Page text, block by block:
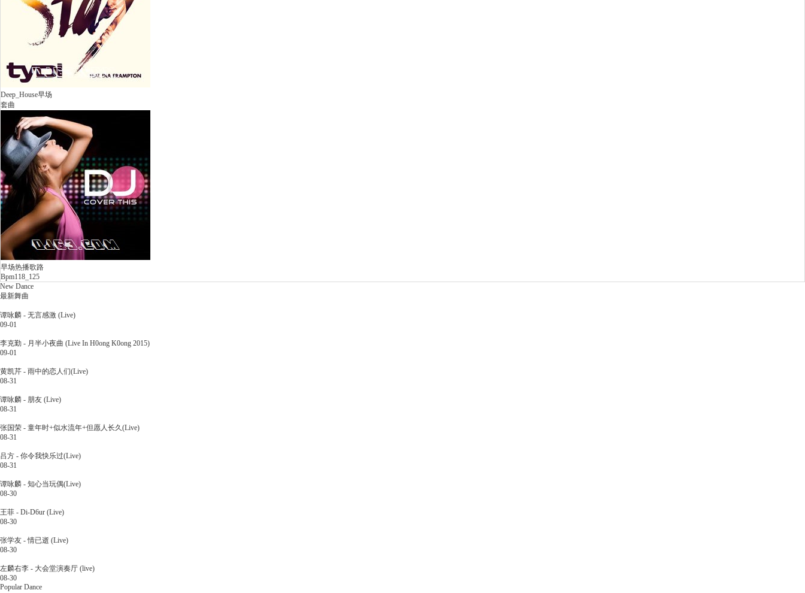
Deep_House早场
套曲
早场热播歌路
Bpm118_125
New Dance
最新舞曲
谭咏麟 - 无言感激 (Live)
09-01
李克勤 - 月半小夜曲 (Live In H0ong K0ong 2015)
09-01
黄凯芹 - 雨中的恋人们(Live)
08-31
谭咏麟 - 朋友 (Live)
08-31
张国荣 - 童年时+似水流年+但愿人长久(Live)
08-31
吕方 - 你令我快乐过(Live)
08-31
谭咏麟 - 知心当玩偶(Live)
08-30
王菲 - Di-D6ur (Live)
08-30
张学友 - 情已逝 (Live)
08-30
左麟右李 - 大会堂演奏厅 (live)
08-30
Popular Dance